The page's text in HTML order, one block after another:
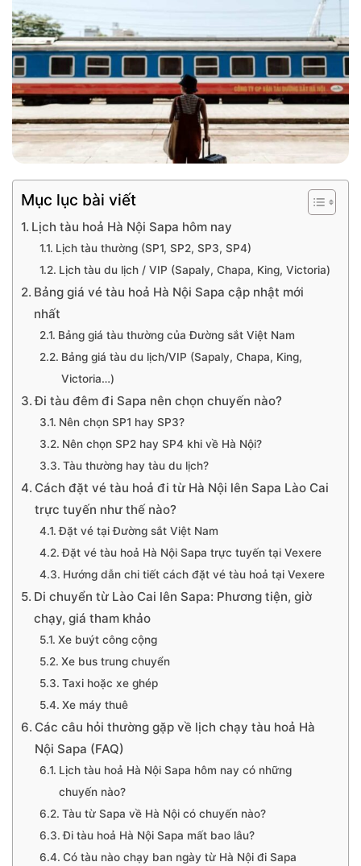
Mục lục bài viết
Lịch tàu hoả Hà Nội Sapa hôm nay
Lịch tàu thường (SP1, SP2, SP3, SP4)
Lịch tàu du lịch / VIP (Sapaly, Chapa, King, Victoria)
Bảng giá vé tàu hoả Hà Nội Sapa cập nhật mới
nhất
Bảng giá tàu thường của Đường sắt Việt Nam
Bảng giá tàu du lịch/VIP (Sapaly, Chapa, King,
Victoria…)
Đi tàu đêm đi Sapa nên chọn chuyến nào?
Nên chọn SP1 hay SP3?
Nên chọn SP2 hay SP4 khi về Hà Nội?
Tàu thường hay tàu du lịch?
Cách đặt vé tàu hoả đi từ Hà Nội lên Sapa Lào Cai
trực tuyến như thế nào?
Đặt vé tại Đường sắt Việt Nam
Đặt vé tàu hoả Hà Nội Sapa trực tuyến tại Vexere
Hướng dẫn chi tiết cách đặt vé tàu hoả tại Vexere
Di chuyển từ Lào Cai lên Sapa: Phương tiện, giờ
chạy, giá tham khảo
Xe buýt công cộng
Xe bus trung chuyển
Taxi hoặc xe ghép
Xe máy thuê
Các câu hỏi thường gặp về lịch chạy tàu hoả Hà
Nội Sapa (FAQ)
Lịch tàu hoả Hà Nội Sapa hôm nay có những
chuyến nào?
Tàu từ Sapa về Hà Nội có chuyến nào?
Đi tàu hoả Hà Nội Sapa mất bao lâu?
Có tàu nào chạy ban ngày từ Hà Nội đi Sapa